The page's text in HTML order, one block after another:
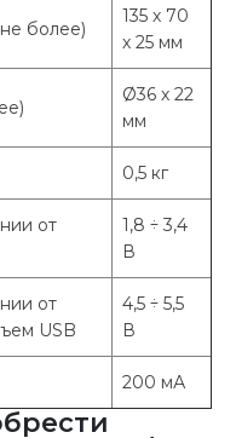
более)
135 х 70
х 25 мм
Ø36 х 22
мм
0,5 кг
от
1,8 ÷ 3,4
В
от
USB
4,5 ÷ 5,5
В
200 мА